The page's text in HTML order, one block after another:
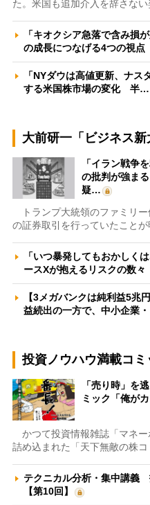
た。米国も追加介入を辞さな
「キオクシア急落で含み損
の成長につなげる4つの視
「NYダウは高値更新、ナ
する米国株市場の変化 半…
大前研一「ビジネス
「イラン戦争
の批判が強ま
疑…
トランプ大統領のファミリ
の証券取引を行っていたこと
「いつ暴発してもおかしく
ースXが抱えるリスクの数
【3メガバンクは純利益5兆
益続出の一方で、中小企業
投資ノウハウ満載コミ
「売り時」を
ミック「俺が
かつて投資情報雑誌「マネ
詰め込まれた「天下無敵の株
テクニカル分析・集中講義
【第10回】